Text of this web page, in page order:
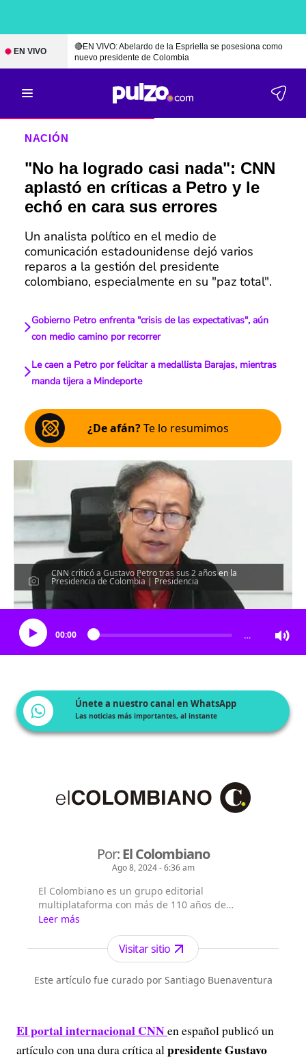
EN VIVO
🔴EN VIVO: Abelardo de la Espriella se posesiona como
nuevo presidente de Colombia
NACIÓN
"No ha logrado casi nada": CNN
aplastó en críticas a Petro y le
echó en cara sus errores
Un analista político en el medio de
comunicación estadounidense dejó varios
reparos a la gestión del presidente
colombiano, especialmente en su "paz total".
Gobierno Petro enfrenta "crisis de las expectativas", aún
con medio camino por recorrer
Le caen a Petro por felicitar a medallista Barajas, mientras
manda tijera a Mindeporte
¿De afán?Te lo resumimos
CNN criticó a Gustavo Petro tras sus 2 años en la
Presidencia de Colombia | Presidencia
Escucha el artículo
00:00 …
Únete a nuestro canal en WhatsApp
Las noticias más importantes, al instante
Por:El Colombiano
Ago 8, 2024 - 6:36 am
El Colombiano es un grupo editorial
multiplataforma con más de 110 años de
existencia. Nació en la ciudad de Medellín en
Antioquia. Fundado el 6 de febrero de 1912 por
Francisco de Paula Pérez, se ha especializado en
la investigación y generación de contenidos
periodísticos para diferentes plataformas en las
que provee a las audiencias de piezas mult...
Leer más
Visitar sitio
Este artículo fue curado por Santiago Buenaventura
El portal internacionalCNNen español publicó un
artículo con una dura crítica alpresidente Gustavo